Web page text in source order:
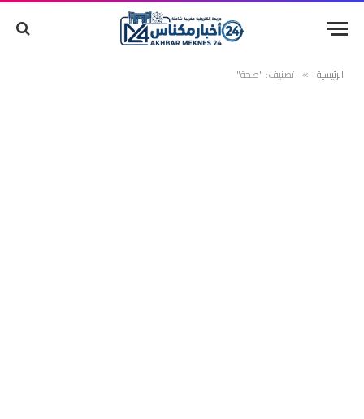
الرئيسية » تصنيف: "صحة"